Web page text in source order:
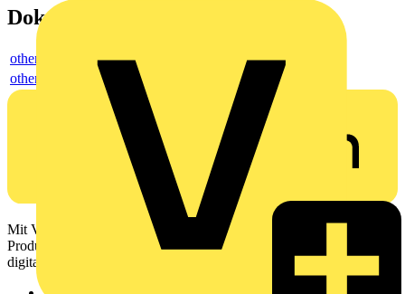
Dokumente
others
others
Mit Voltimum erhalten Elektrofachkräfte Zugang zu Branchennews,
Produktinformationen, Schulungen und Tools – alles auf einer
digitalen Plattform und Community.